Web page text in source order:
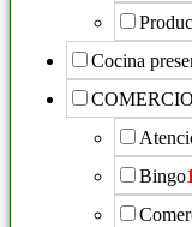
Cocina
Bingo